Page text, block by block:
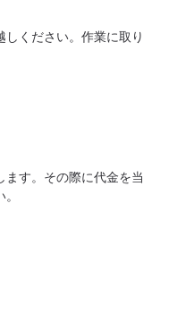
ください。作業に取り
す。その際に代金を当